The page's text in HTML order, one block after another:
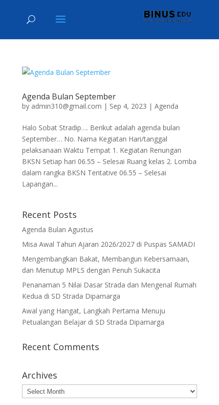
Agenda Bulan September
by admin310@gmail.com | Sep 4, 2023 | Agenda
Halo Sobat Stradip…. Berikut adalah agenda bulan
September… No. Nama Kegiatan Hari/tanggal
pelaksanaan Waktu Tempat 1. Kegiatan Renungan
BKSN Setiap hari 06.55 – Selesai Ruang kelas 2. Lomba
dalam rangka BKSN Tentative 06.55 – Selesai
Lapangan...
Recent Posts
Agenda Bulan Agustus
Misa Awal Tahun Ajaran 2026/2027 di Puspas SAMADI
Mengembangkan Bakat, Membangun Kebersamaan,
dan Menutup MPLS dengan Penuh Sukacita
Penanaman 5 Nilai Dasar Strada dan Mengenal Rumah
Kedua di SD Strada Dipamarga
Awal yang Hangat, Langkah Pertama Menuju
Petualangan Belajar di SD Strada Dipamarga
Recent Comments
Archives
Archives